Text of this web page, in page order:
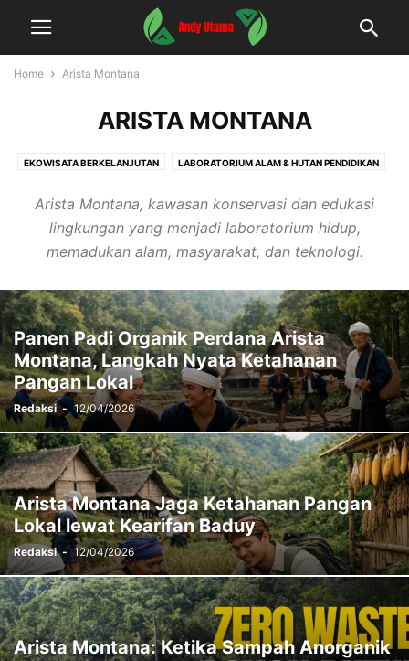
Home Arista Montana
ARISTA MONTANA
EKOWISATA BERKELANJUTAN LABORATORIUM ALAM & HUTAN PENDIDIKAN
PROGRAM KONSERVASI LINGKUNGAN TEKNOLOGI HIJAU & INOVASI
Arista Montana, kawasan konservasi dan edukasi
lingkungan yang menjadi laboratorium hidup,
memadukan alam, masyarakat, dan teknologi.
Panen Padi Organik Perdana Arista
Montana, Langkah Nyata Ketahanan
Pangan Lokal
Redaksi - 12/04/2026
Arista Montana Jaga Ketahanan Pangan
Lokal lewat Kearifan Baduy
Redaksi - 12/04/2026
Arista Montana: Ketika Sampah Anorganik